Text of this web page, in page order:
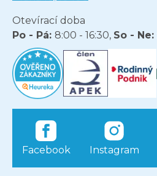
Otevírací doba
Po - Pá: 8:00 - 16:30, So - Ne:
Facebook Instagram